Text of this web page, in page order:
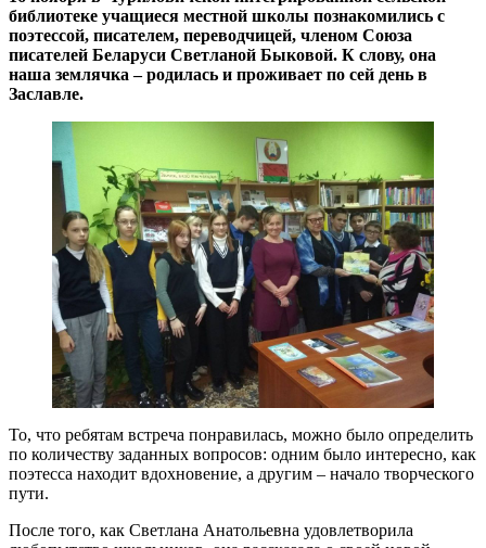
библиотеке учащиеся местной школы познакомились с
поэтессой, писателем, переводчицей, членом Союза
писателей Беларуси Светланой Быковой. К слову, она
наша землячка – родилась и проживает по сей день в
Заславле.
То, что ребятам встреча понравилась, можно было определить
по количеству заданных вопросов: одним было интересно, как
поэтесса находит вдохновение, а другим – начало творческого
пути.
После того, как Светлана Анатольевна удовлетворила